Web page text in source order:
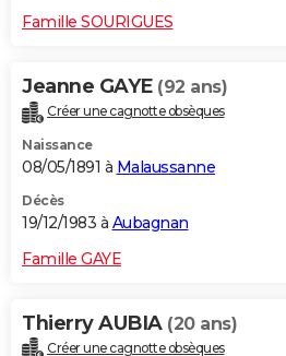
Famille SOURIGUES
Jeanne GAYE (92 ans)
Créer une cagnotte obsèques
Naissance
08/05/1891 à Malaussanne
Décès
19/12/1983 à Aubagnan
Famille GAYE
Thierry AUBIA (20 ans)
Créer une cagnotte obsèques